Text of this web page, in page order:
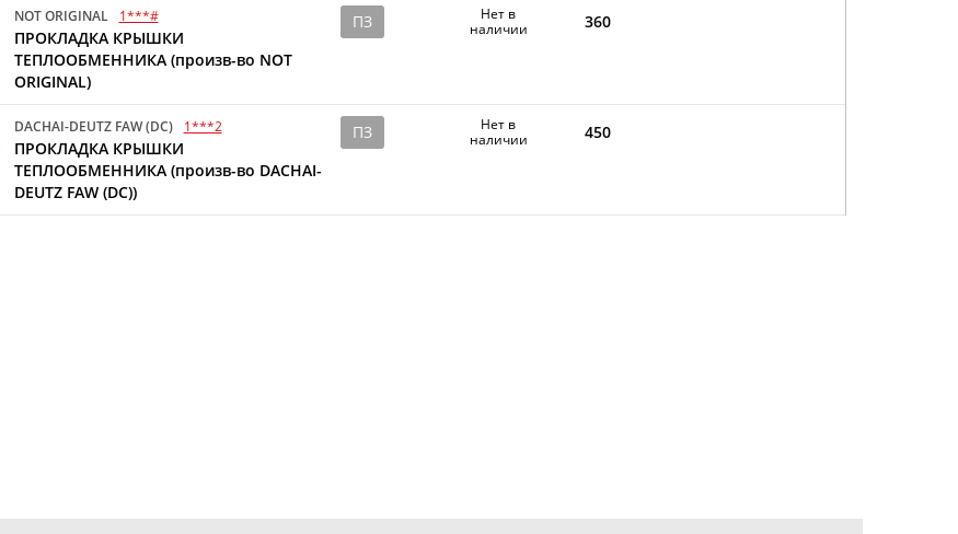
NOT ORIGINAL 1***#
ПРОКЛАДКА КРЫШКИ
ТЕПЛООБМЕННИКА (произв-во NOT
ORIGINAL)
ПЗ
Нет в
наличии
360
DACHAI-DEUTZ FAW (DC) 1***2
ПРОКЛАДКА КРЫШКИ
ТЕПЛООБМЕННИКА (произв-во DACHAI-
DEUTZ FAW (DC))
ПЗ
Нет в
наличии
450